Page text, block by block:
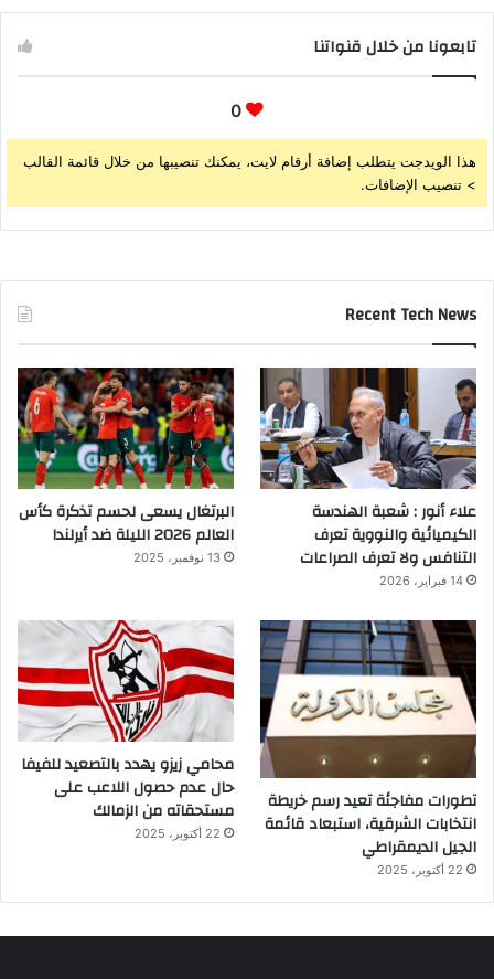
تابعونا من خلال قنواتنا
0
هذا الويدجت يتطلب إضافة أرقام لايت، يمكنك تنصيبها من خلال قائمة القالب
> تنصيب الإضافات.
Recent Tech News
علاء أنور : شعبة الهندسة
الكيميائية والنووية تعرف
التنافس ولا تعرف الصراعات
14 فبراير، 2026
البرتغال يسعى لحسم تذكرة كأس
العالم 2026 الليلة ضد أيرلندا
13 نوفمبر، 2025
تطورات مفاجئة تعيد رسم خريطة
انتخابات الشرقية، استبعاد قائمة
الجيل الديمقراطي
22 أكتوبر، 2025
محامي زيزو يهدد بالتصعيد للفيفا
حال عدم حصول اللاعب على
مستحقاته من الزمالك
22 أكتوبر، 2025